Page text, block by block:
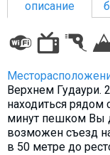
описание
Верхнем
находиться рядом
минут пешком Вы
возможен съезд
в 50 метре до
Квартиры
Коттеджи
Отели